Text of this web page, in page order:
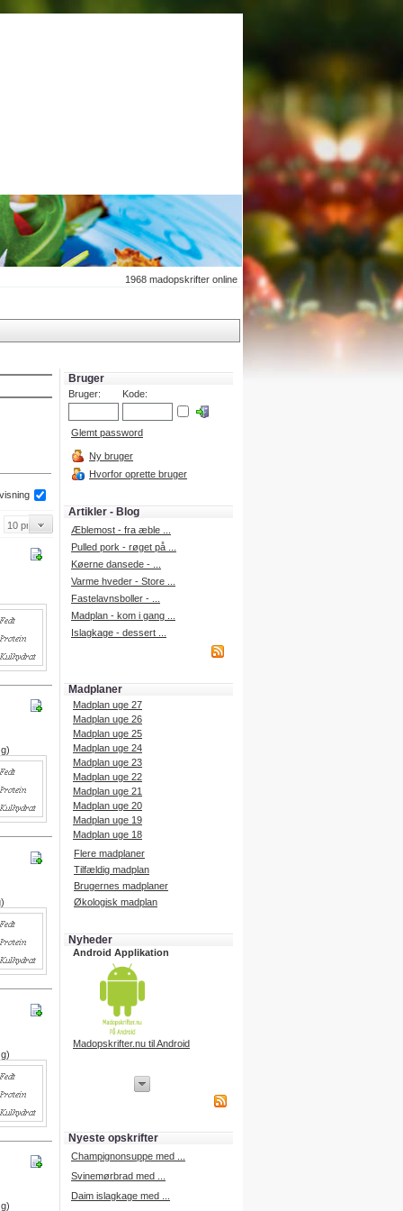
1968 madopskrifter online
Bruger
Bruger: Kode:
Glemt password
Ny bruger
Hvorfor oprette bruger
Artikler - Blog
Æblemost - fra æble ...
Pulled pork - røget på ...
Køerne dansede - ...
Varme hveder - Store ...
Fastelavnsboller - ...
Madplan - kom i gang ...
Islagkage - dessert ...
Madplaner
Madplan uge 27
Madplan uge 26
Madplan uge 25
Madplan uge 24
Madplan uge 23
Madplan uge 22
Madplan uge 21
Madplan uge 20
Madplan uge 19
Madplan uge 18
Flere madplaner
Tilfældig madplan
Brugernes madplaner
Økologisk madplan
Nyheder
Android Applikation
Madopskrifter.nu til Android
iPhone udvikling
Nyeste opskrifter
Champignonsuppe med ...
Svinemørbrad med ...
Daim islagkage med ...